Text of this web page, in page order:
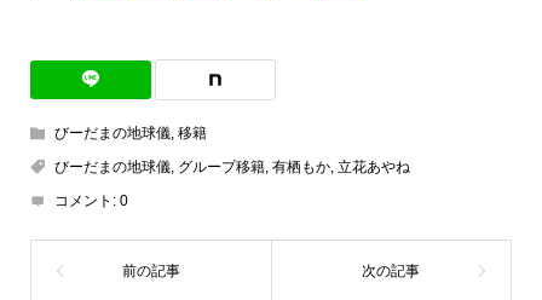
びーだまの地球儀, 移籍
びーだまの地球儀, グループ移籍, 有栖もか, 立花あやね
コメント: 0